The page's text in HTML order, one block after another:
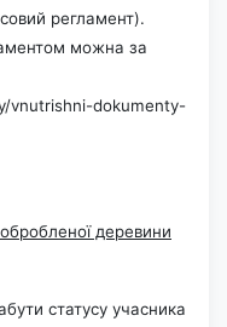
регламент).
можна за
vnutrishni-dokumenty-
деревини
статусу учасника